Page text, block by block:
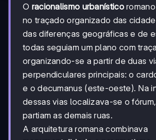
O racionalismo urbanístico
no traçado organizado das
das diferenças geográficas e de
todas seguiam um plano com
organizando-se a partir de duas
perpendiculares principais: o
e o decumanus (este-oeste). Na
dessas vias localizava-se o
partiam as demais ruas.
A arquitetura romana combinava